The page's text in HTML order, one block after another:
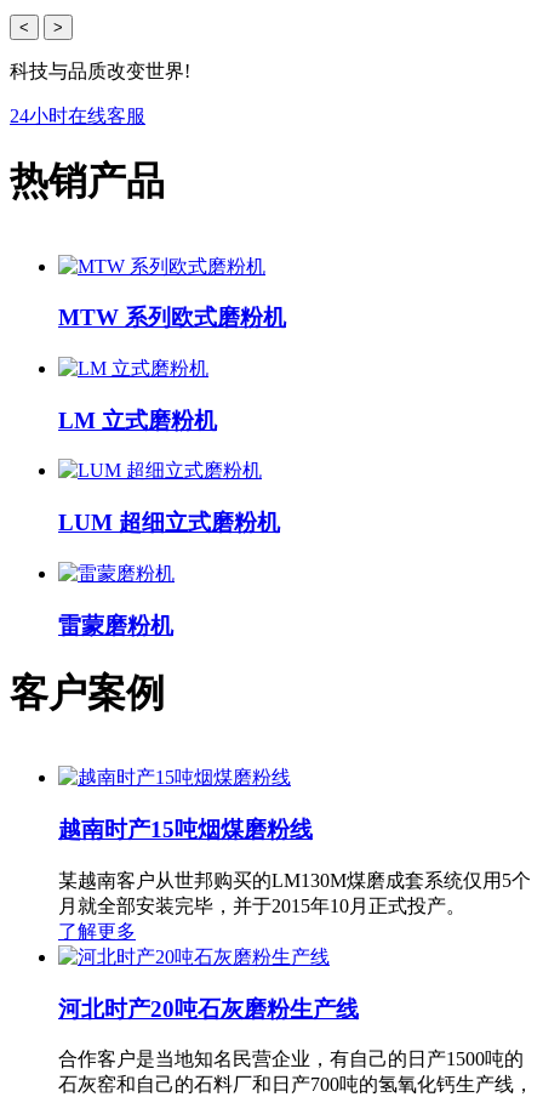
< >
科技与品质改变世界!
24小时在线客服
热销产品
MTW 系列欧式磨粉机
LM 立式磨粉机
LUM 超细立式磨粉机
雷蒙磨粉机
客户案例
越南时产15吨烟煤磨粉线
某越南客户从世邦购买的LM130M煤磨成套系统仅用5个
月就全部安装完毕，并于2015年10月正式投产。
了解更多
河北时产20吨石灰磨粉生产线
合作客户是当地知名民营企业，有自己的日产1500吨的
石灰窑和自己的石料厂和日产700吨的氢氧化钙生产线，